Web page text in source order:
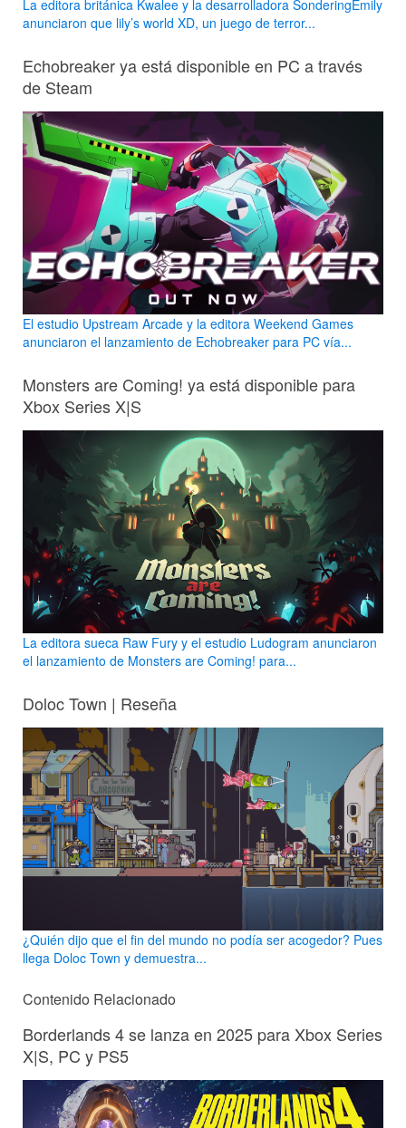
La editora británica Kwalee y la desarrolladora SonderingEmily
anunciaron que lily’s world XD, un juego de terror...
Echobreaker ya está disponible en PC a través
de Steam
El estudio Upstream Arcade y la editora Weekend Games
anunciaron el lanzamiento de Echobreaker para PC vía...
Monsters are Coming! ya está disponible para
Xbox Series X|S
La editora sueca Raw Fury y el estudio Ludogram anunciaron
el lanzamiento de Monsters are Coming! para...
Doloc Town | Reseña
¿Quién dijo que el fin del mundo no podía ser acogedor? Pues
llega Doloc Town y demuestra...
Contenido Relacionado
Borderlands 4 se lanza en 2025 para Xbox Series
X|S, PC y PS5